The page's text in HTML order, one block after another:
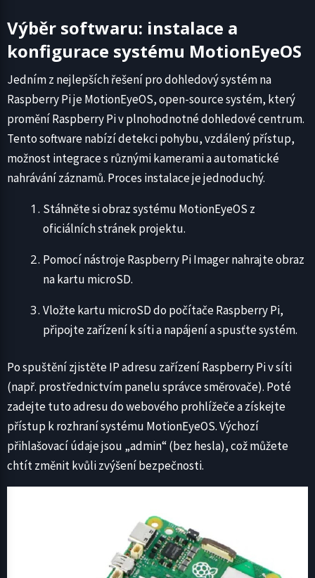
Výběr softwaru: instalace a
konfigurace systému MotionEyeOS
Jedním z nejlepších řešení pro dohledový systém na
Raspberry Pi je MotionEyeOS, open-source systém, který
promění Raspberry Pi v plnohodnotné dohledové centrum.
Tento software nabízí detekci pohybu, vzdálený přístup,
možnost integrace s různými kamerami a automatické
nahrávání záznamů. Proces instalace je jednoduchý.
Stáhněte si obraz systému MotionEyeOS z
oficiálních stránek projektu.
Pomocí nástroje Raspberry Pi Imager nahrajte obraz
na kartu microSD.
Vložte kartu microSD do počítače Raspberry Pi,
připojte zařízení k síti a napájení a spusťte systém.
Po spuštění zjistěte IP adresu zařízení Raspberry Pi v síti
(např. prostřednictvím panelu správce směrovače). Poté
zadejte tuto adresu do webového prohlížeče a získejte
přístup k rozhraní systému MotionEyeOS. Výchozí
přihlašovací údaje jsou „admin“ (bez hesla), což můžete
chtít změnit kvůli zvýšení bezpečnosti.